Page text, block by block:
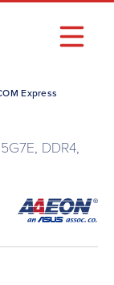
Express
DDR4,